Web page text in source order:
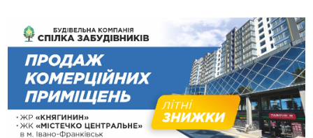
На Калущині розшукали чоловіка, який три дні
блукав у лісі
13:14
Боднар розповів про реакцію влади Польщі на атаки на
українців та про зміни після 23 серпня
12:31
ВІДЕО "Едельвейси" щемливо привітали рідну Коломию з
Днем міста
11:55
Вчора у Франківську, Коломиї, Долині та Яремче
зафіксували рекордну спеку